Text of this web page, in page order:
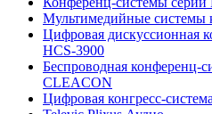
Мультимедийные системы
Цифровая дискуссионная
HCS-3900
Беспроводная конференц-
CLEACON
Цифровая конгресс-